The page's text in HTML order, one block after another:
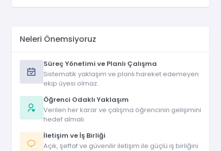
Neleri Önemsiyoruz
Süreç Yönetimi ve Planlı Çalışma
Sistematik yaklaşım ve planlı hareket edemeyen
ekip üyesi olmaz.
Öğrenci Odaklı Yaklaşım
Verilen her karar ve çalışma öğrencinin gelişimini
hedef almalı.
İletişim ve İş Birliği
Açık, şeffaf ve güvenilir iletişim ile güçlü iş birliğini